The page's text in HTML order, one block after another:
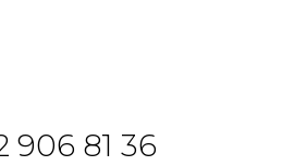
906 81 36